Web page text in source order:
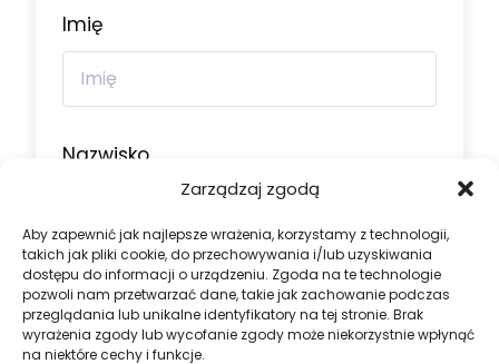
Zarządzaj zgodą
Aby zapewnić jak najlepsze wrażenia, korzystamy z technologii,
takich jak pliki cookie, do przechowywania i/lub uzyskiwania
dostępu do informacji o urządzeniu. Zgoda na te technologie
pozwoli nam przetwarzać dane, takie jak zachowanie podczas
przeglądania lub unikalne identyfikatory na tej stronie. Brak
wyrażenia zgody lub wycofanie zgody może niekorzystnie wpłynąć
na niektóre cechy i funkcje.
Imię
Nazwisko
Nazwa użytkownika